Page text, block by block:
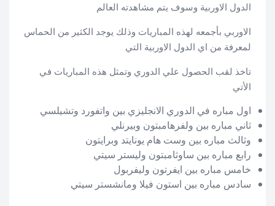
الدول الاوربية وسوف يتم مشاهدته العالم
الاوربي بأجمعه لهذه المباريات وذلك يوجد الكثير من الحماس
لمعرفة من اي الدول الاوربية التي
تاخذ لقب الحصول علي الدوري وتمثل هذه المباريات في
الأتي
اول مباره في الدوري الانجليزي بين واتفورد وتشيلسي
ثاني مباره بين ولفرهامبتون وبيرنلي
وثالث مباره بين وست هام يونايتد وبرايتون
رابع مباره بين ساوثامبتون وليستر سيتي
خامس مباره بين ايفرتون وليفربول
سادس مباره بين استون فيلا ومانشستر سيتي